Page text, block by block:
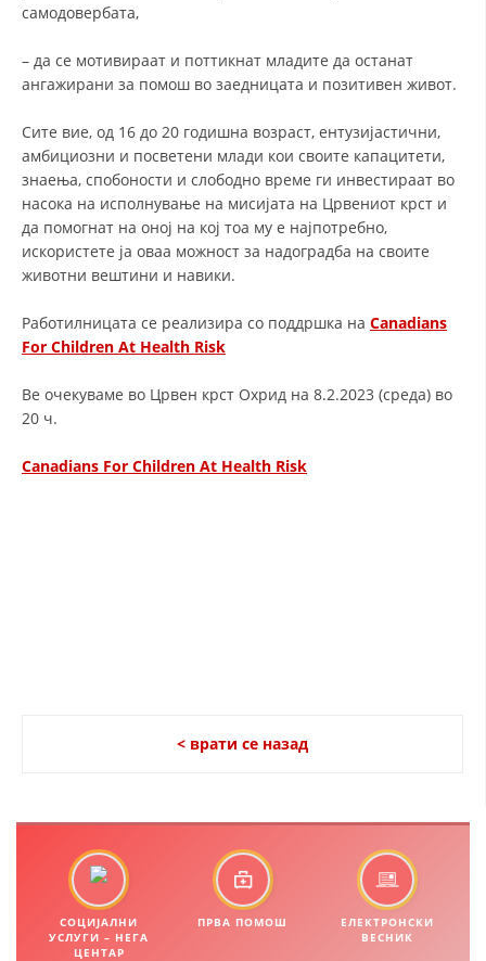
ПОДГОТВЕНОСТ И ДЕЈСТВО ПРИ КАТАСТРОФИ
ОДНОСИ СО ЈАВНОСТ
ИСТРАЖУВАЊЕ НА ЈАВНО МИСЛЕЊЕ
МЕЃУНАРОДНА СОРАБОТКА
ЗНАЧЕЊЕ НА СЛУЖБАТА ЗА БАРАЊЕ
ЗДРАВСТВЕНО ПРЕВЕНТИВНА ДЕЈНОСТ
ПРИРАЧНИЦИ
СТРАТЕГИИ
ЕДУКАТИВНО ИНФОРМАТИВНИ МАТЕРИЈАЛИ
самодовербата,
– да се мотивираат и поттикнат младите да останат
ангажирани за помош во заедницата и позитивен живот.
Сите вие, од 16 до 20 годишна возраст, ентузијастични,
амбициозни и посветени млади кои своите капацитети,
знаења, спобоности и слободно време ги инвестираат во
насока на исполнување на мисијата на Црвениот крст и
да помогнат на оној на кој тоа му е најпотребно,
искористете ја оваа можност за надоградба на своите
животни вештини и навики.
Работилницата се реализира со поддршка на Canadians
For Children At Health Risk
Ве очекуваме во Црвен крст Охрид на 8.2.2023 (среда) во
20 ч.
Canadians For Children At Health Risk
< врати се назад
СОЦИЈАЛНИ
УСЛУГИ – НЕГА
ЦЕНТАР
ПРВА ПОМОШ
ЕЛЕКТРОНСКИ
ВЕСНИК